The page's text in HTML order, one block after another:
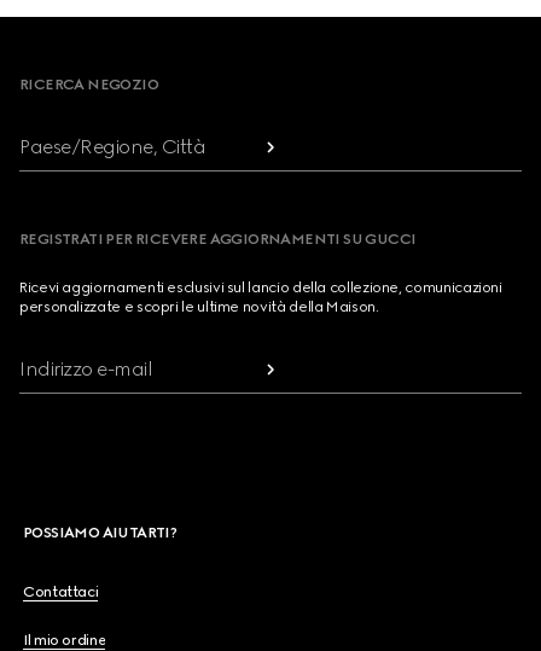
RICERCA NEGOZIO
Paese/Regione, Città
REGISTRATI PER RICEVERE AGGIORNAMENTI SU GUCCI
Ricevi aggiornamenti esclusivi sul lancio della collezione, comunicazioni
personalizzate e scopri le ultime novità della Maison.
Indirizzo e-mail
POSSIAMO AIUTARTI?
Contattaci
Il mio ordine